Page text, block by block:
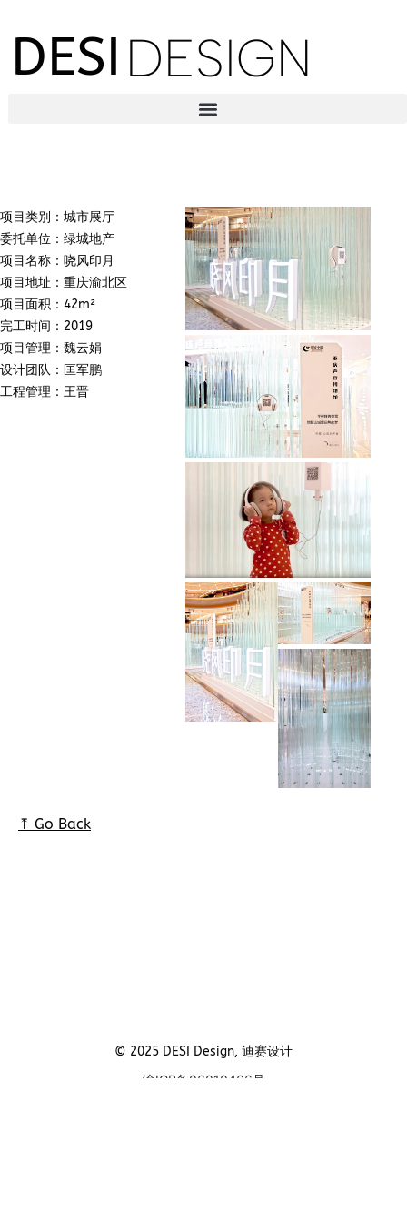
DESI DESIGN
项目类别：城市展厅
委托单位：绿城地产
项目名称：哓风印月
项目地址：重庆渝北区
项目面积：42m²
完工时间：2019
项目管理：魏云娟
设计团队：匡军鹏
工程管理：王晋
⤒ Go Back
© 2025 DESI Design, 迪赛设计
渝ICP备06010466号